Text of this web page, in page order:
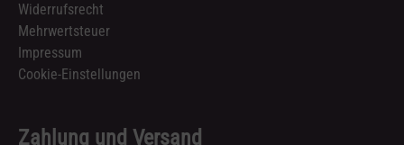
Widerrufsrecht
Mehrwertsteuer
Impressum
Cookie-Einstellungen
Zahlung und Versand